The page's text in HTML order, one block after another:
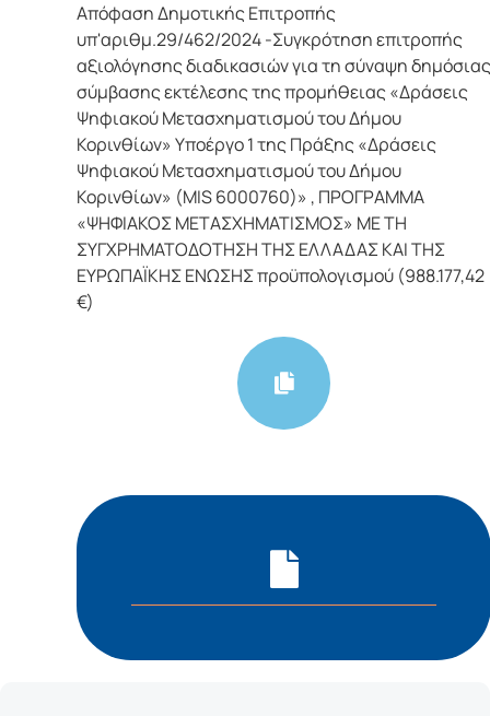
Απόφαση Δημοτικής Επιτροπής
υπ'αριθμ.29/462/2024 -Συγκρότηση επιτροπής
αξιολόγησης διαδικασιών για τη σύναψη δημόσιας
σύμβασης εκτέλεσης της προμήθειας «Δράσεις
Ψηφιακού Μετασχηματισμού του Δήμου
Κορινθίων» Υποέργο 1 της Πράξης «Δράσεις
Ψηφιακού Μετασχηματισμού του Δήμου
Κορινθίων» (MIS 6000760)» , ΠΡΟΓΡΑΜΜΑ
«ΨΗΦΙΑΚΟΣ ΜΕΤΑΣΧΗΜΑΤΙΣΜΟΣ» ΜΕ ΤΗ
ΣΥΓΧΡΗΜΑΤΟΔΟΤΗΣΗ ΤΗΣ ΕΛΛΑΔΑΣ ΚΑΙ ΤΗΣ
ΕΥΡΩΠΑΪΚΗΣ ΕΝΩΣΗΣ προϋπολογισμού (988.177,42
€)